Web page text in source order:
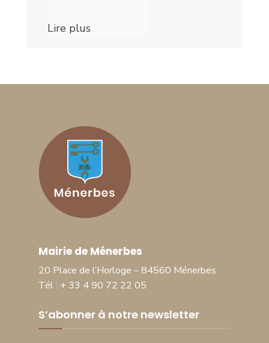
Lire plus
Mairie de Ménerbes
20 Place de l’Horloge – 84560 Ménerbes
Tél : + 33 4 90 72 22 05
S’abonner à notre newsletter